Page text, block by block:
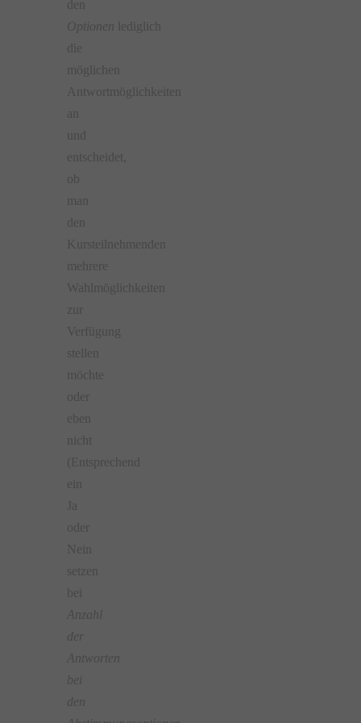
den
Optionen lediglich
die
möglichen
Antwortmöglichkeiten
an
und
entscheidet,
ob
man
den
Kursteilnehmenden
mehrere
Wahlmöglichkeiten
zur
Verfügung
stellen
möchte
oder
eben
nicht
(Entsprechend
ein
Ja
oder
Nein
setzen
bei
Anzahl
der
Antworten
bei
den